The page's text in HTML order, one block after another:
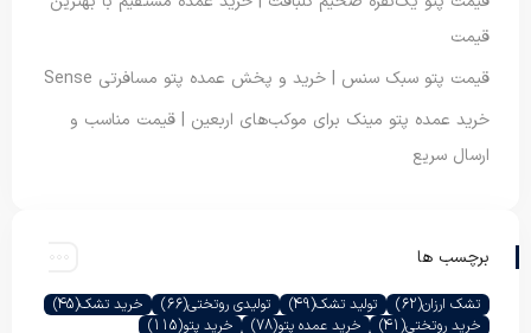
قیمت
قیمت پتو سبک سنس | خرید و پخش عمده پتو مسافرتی Sense
خرید عمده پتو مینک برای موکب‌های اربعین | قیمت مناسب و
ارسال سریع
برچسب ها
تشک ارزان(62) تولید تشک(49) تولیدی روتختی(66) خرید تشک(45)
خرید روتختی(41) خرید عمده پتو(78) خرید پتو(115)